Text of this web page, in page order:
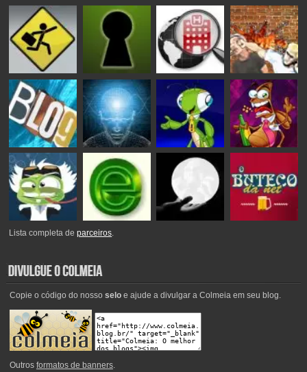
Lista completa deparceiros.
Copie o código do nosso seloe ajude a divulgar a Colmeia em seu blog.
Outros formatos de banners.